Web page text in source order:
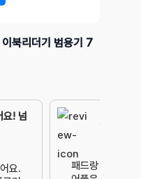
북리더기 범용기 7
요! 넘
요.
책 읽기
패드랑 태블릿